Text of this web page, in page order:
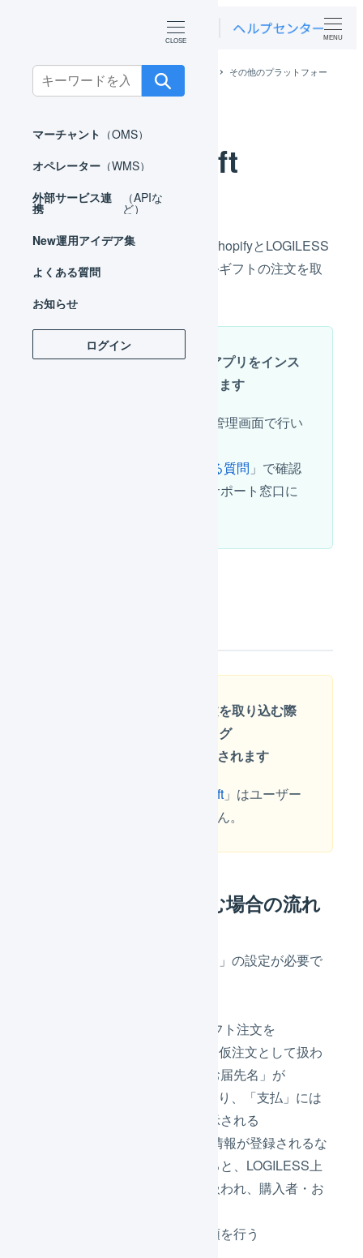
Search
for:
マーチャント （OMS）
オペレーター （WMS）
外部サービス連
携
（APIな
ど）
New運用アイデア集
よくある質問
お知らせ
ログイン
MENU
外部サービス連携（APIなど）
その他のプラットフォー
AnyGift
AnyGift
AnyGiftがインストールされたShopifyとLOGILESS
を連携することで、ソーシャルギフトの注文を取
ShopifyにAnyGiftのアプリをインス
トールする必要があります
AnyGiftの設定はShopifyの管理画面で行い
AnyGift よくある質問 」で確認
するか、もしくはAnyGiftサポート窓口に
ソーシャルギフト注文を取り込む際
に自動で受注伝票のタグ
「social_gift」が追加されます
social_gift 」はユーザー
側で追加、削除はできません。
保留中注文を取り込む場合の流れ
」の設定が必要で
AnyGiftのソーシャルギフト注文を
LOGILESSに取り込むと仮注文として扱わ
れ、「購入者名」と「お届先名」が
」となり、「支払」には
」と表示される
AnyGiftで受取者の個人情報が登録されるな
どして本注文状態になると、LOGILESS上
でも通常の受注として扱われ、購入者・お
通常の受注・出荷の手順を行う